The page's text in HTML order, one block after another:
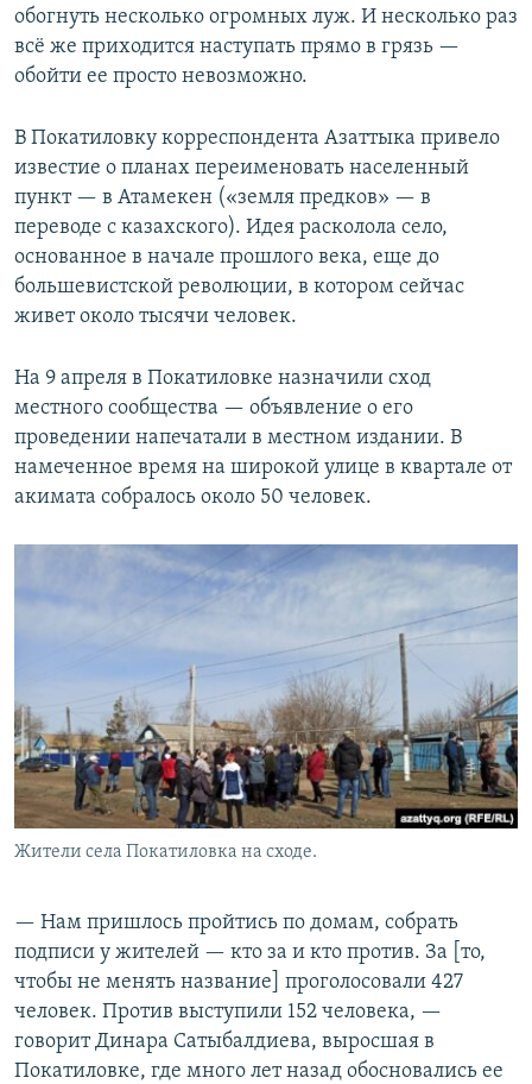
обогнуть несколько огромных луж. И несколько раз
всё же приходится наступать прямо в грязь —
обойти ее просто невозможно.
В Покатиловку корреспондента Азаттыка привело
известие о планах переименовать населенный
пункт — в Атамекен («земля предков» — в
переводе с казахского). Идея расколола село,
основанное в начале прошлого века, еще до
большевистской революции, в котором сейчас
живет около тысячи человек.
На 9 апреля в Покатиловке назначили сход
местного сообщества — объявление о его
проведении напечатали в местном издании. В
намеченное время на широкой улице в квартале от
акимата собралось около 50 человек.
Жители села Покатиловка на сходе.
— Нам пришлось пройтись по домам, собрать
подписи у жителей — кто за и кто против. За [то,
чтобы не менять название] проголосовали 427
человек. Против выступили 152 человека, —
говорит Динара Сатыбалдиева, выросшая в
Покатиловке, где много лет назад обосновались ее